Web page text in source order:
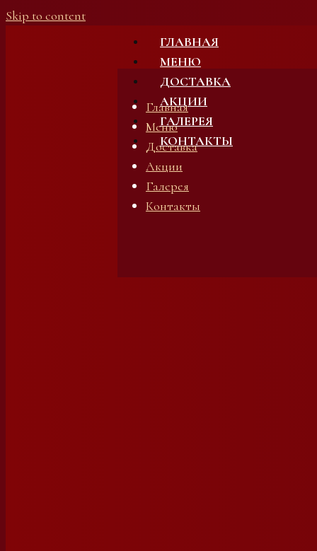
Skip to content
ГЛАВНАЯ
МЕНЮ
ДОСТАВКА
АКЦИИ
ГАЛЕРЕЯ
КОНТАКТЫ
Главная
Меню
Доставка
Акции
Галерея
Контакты